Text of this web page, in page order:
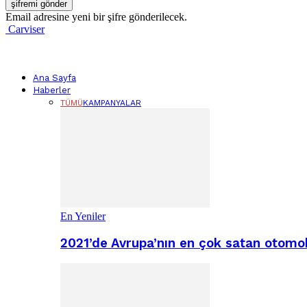
Email adresine yeni bir şifre gönderilecek.
Carviser
Ana Sayfa
Haberler
TÜMÜKAMPANYALAR
En Yeniler
2021’de Avrupa’nın en çok satan